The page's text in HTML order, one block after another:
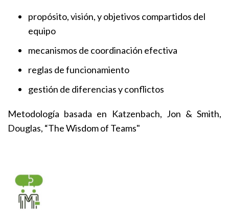
propósito, visión, y objetivos compartidos del
equipo
mecanismos de coordinación efectiva
reglas de funcionamiento
gestión de diferencias y conflictos
Metodología basada en Katzenbach, Jon & Smith,
Douglas, “The Wisdom of Teams"